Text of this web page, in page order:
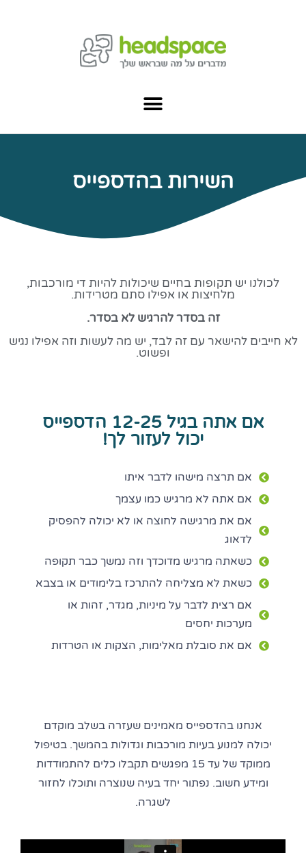
השירות בהדספייס
לכולנו יש תקופות בחיים שיכולות להיות די מורכבות,
מלחיצות או אפילו סתם מטרידות.
זה בסדר להרגיש לא בסדר.
לא חייבים להישאר עם זה לבד, יש מה לעשות וזה אפילו נגיש
ופשוט.
אם אתה בגיל 12-25 הדספייס
יכול לעזור לך!
אם תרצה מישהו לדבר איתו
אם אתה לא מרגיש כמו עצמך
אם את מרגישה לחוצה או לא יכולה להפסיק
לדאוג
כשאתה מרגיש מדוכדך וזה נמשך כבר תקופה
כשאת לא מצליחה להתרכז בלימודים או בצבא
אם רצית לדבר על מיניות, מגדר, זהות או
מערכות יחסים
אם את סובלת מאלימות, הצקות או הטרדות
אנחנו בהדספייס מאמינים שעזרה בשלב מוקדם
יכולה למנוע בעיות מורכבות וגדולות בהמשך. בטיפול
ממוקד של עד 15 מפגשים תקבלו כלים להתמודדות
ומידע חשוב. נפתור יחד בעיה שנוצרה ותוכלו לחזור
לשגרה.